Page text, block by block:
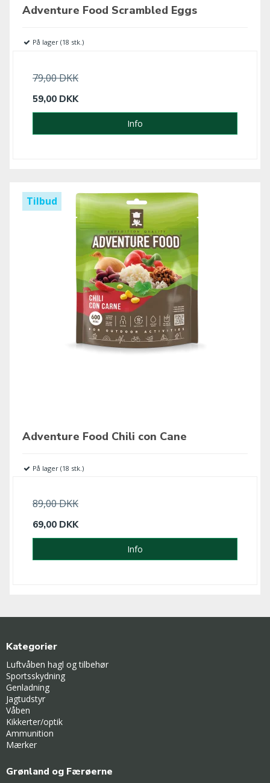
Adventure Food Scrambled Eggs
På lager (18 stk.)
79,00 DKK
59,00 DKK
Info
Tilbud
Adventure Food Chili con Cane
På lager (18 stk.)
89,00 DKK
69,00 DKK
Info
Kategorier
Luftvåben hagl og tilbehør
Sportsskydning
Genladning
Jagtudstyr
Våben
Kikkerter/optik
Ammunition
Mærker
Grønland og Færøerne